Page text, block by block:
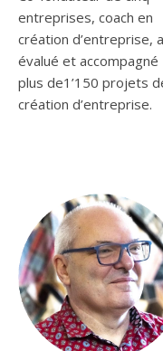
entreprises, coach en
création d’entreprise, a
évalué et accompagné
plus de1’150 projets
création d’entreprise.